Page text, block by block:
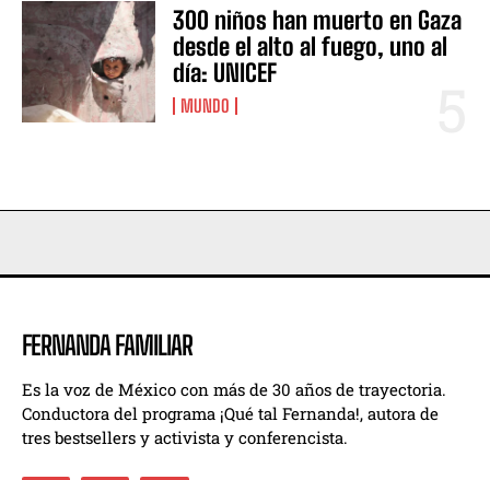
300 niños han muerto en Gaza
desde el alto al fuego, uno al
día: UNICEF
MUNDO
FERNANDA FAMILIAR
Es la voz de México con más de 30 años de trayectoria.
Conductora del programa ¡Qué tal Fernanda!, autora de
tres bestsellers y activista y conferencista.